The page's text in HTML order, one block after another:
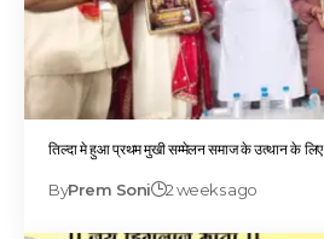
तिल्दा मे हुआ प्रथम मुखी सम्मेलन समाज के उत्थान के लिए
ByPrem Soni 2 weeks ago